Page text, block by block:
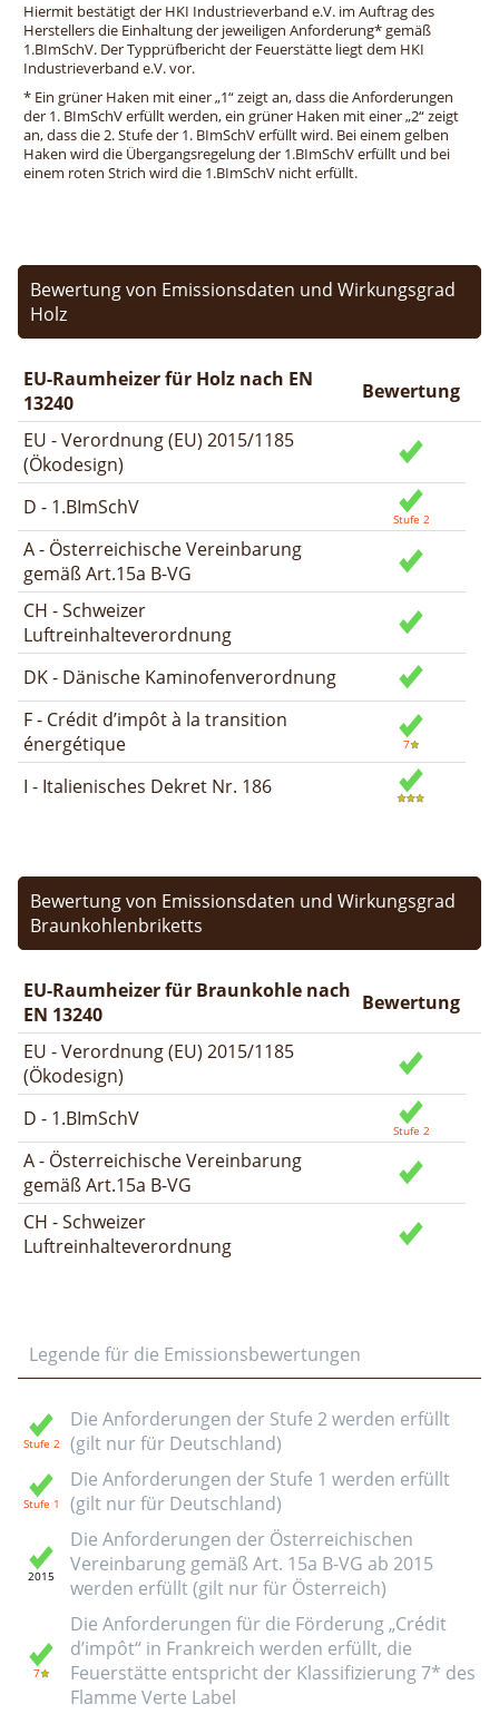
Hiermit bestätigt der HKI Industrieverband e.V. im Auftrag des
Herstellers die Einhaltung der jeweiligen Anforderung* gemäß
1.BImSchV. Der Typprüfbericht der Feuerstätte liegt dem HKI
Industrieverband e.V. vor.
* Ein grüner Haken mit einer „1“ zeigt an, dass die Anforderungen
der 1. BImSchV erfüllt werden, ein grüner Haken mit einer „2“ zeigt
an, dass die 2. Stufe der 1. BImSchV erfüllt wird. Bei einem gelben
Haken wird die Übergangsregelung der 1.BImSchV erfüllt und bei
einem roten Strich wird die 1.BImSchV nicht erfüllt.
Bewertung von Emissionsdaten und Wirkungsgrad
Holz
EU-Raumheizer für Holz nach EN
13240
Bewertung
EU - Verordnung (EU) 2015/1185
(Ökodesign)
D - 1.BImSchV
A - Österreichische Vereinbarung
gemäß Art.15a B-VG
CH - Schweizer
Luftreinhalteverordnung
DK - Dänische Kaminofenverordnung
F - Crédit d’impôt à la transition
énergétique
I - Italienisches Dekret Nr. 186
Bewertung von Emissionsdaten und Wirkungsgrad
Braunkohlenbriketts
EU-Raumheizer für Braunkohle nach
EN 13240
Bewertung
EU - Verordnung (EU) 2015/1185
(Ökodesign)
D - 1.BImSchV
A - Österreichische Vereinbarung
gemäß Art.15a B-VG
CH - Schweizer
Luftreinhalteverordnung
Legende für die Emissionsbewertungen
Die Anforderungen der Stufe 2 werden erfüllt
(gilt nur für Deutschland)
Die Anforderungen der Stufe 1 werden erfüllt
(gilt nur für Deutschland)
Die Anforderungen der Österreichischen
Vereinbarung gemäß Art. 15a B-VG ab 2015
werden erfüllt (gilt nur für Österreich)
Die Anforderungen für die Förderung „Crédit
d’impôt“ in Frankreich werden erfüllt, die
Feuerstätte entspricht der Klassifizierung 7* des
Flamme Verte Label